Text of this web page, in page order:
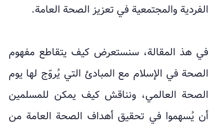
الفردية والمجتمعية في تعزيز الصحة العامة.
في هذ المقالة، سنستعرض كيف يتقاطع مفهوم
الصحة في الإسلام مع المبادئ التي يُروّج لها يوم
الصحة العالمي، ونناقش كيف يمكن للمسلمين
أن يُسهموا في تحقيق أهداف الصحة العامة من